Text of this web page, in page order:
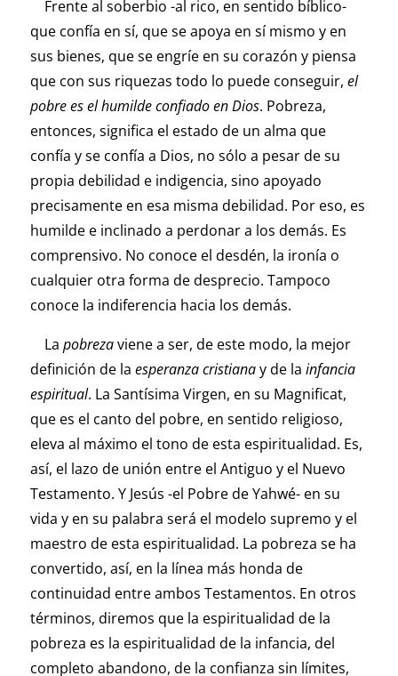
Frente al soberbio -al rico, en sentido bíblico-
que confía en sí, que se apoya en sí mismo y en
sus bienes, que se engríe en su corazón y piensa
que con sus riquezas todo lo puede conseguir, el
pobre es el humilde confiado en Dios. Pobreza,
entonces, significa el estado de un alma que
confía y se confía a Dios, no sólo a pesar de su
propia debilidad e indigencia, sino apoyado
precisamente en esa misma debilidad. Por eso, es
humilde e inclinado a perdonar a los demás. Es
comprensivo. No conoce el desdén, la ironía o
cualquier otra forma de desprecio. Tampoco
conoce la indiferencia hacia los demás.
La pobrezaviene a ser, de este modo, la mejor
definición de la esperanza cristianay de la infancia
espiritual. La Santísima Virgen, en su Magnificat,
que es el canto del pobre, en sentido religioso,
eleva al máximo el tono de esta espiritualidad. Es,
así, el lazo de unión entre el Antiguo y el Nuevo
Testamento. Y Jesús -el Pobre de Yahwé- en su
vida y en su palabra será el modelo supremo y el
maestro de esta espiritualidad. La pobreza se ha
convertido, así, en la línea más honda de
continuidad entre ambos Testamentos. En otros
términos, diremos que la espiritualidad de la
pobreza es la espiritualidad de la infancia, del
completo abandono, de la confianza sin límites,